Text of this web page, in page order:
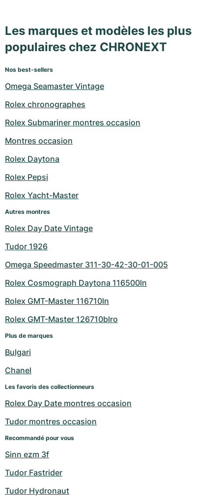
Les marques et modèles les plus
populaires chez CHRONEXT
Nos best-sellers
Omega Seamaster Vintage
Rolex chronographes
Rolex Submariner montres occasion
Montres occasion
Rolex Daytona
Rolex Pepsi
Rolex Yacht-Master
Autres montres
Rolex Day Date Vintage
Tudor 1926
Omega Speedmaster 311-30-42-30-01-005
Rolex Cosmograph Daytona 116500ln
Rolex GMT-Master 116710ln
Rolex GMT-Master 126710blro
Plus de marques
Bulgari
Chanel
Les favoris des collectionneurs
Rolex Day Date montres occasion
Tudor montres occasion
Recommandé pour vous
Sinn ezm 3f
Tudor Fastrider
Tudor Hydronaut